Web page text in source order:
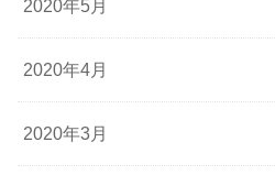
2020年5月
2020年4月
2020年3月